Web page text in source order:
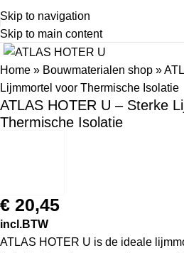
Skip to navigation
Skip to main content
Home » Bouwmaterialen shop »
Lijmmortel voor Thermische Isolatie
ATLAS HOTER U – Sterke
Thermische Isolatie
€ 20,45
incl.BTW
ATLAS HOTER U is de ideale